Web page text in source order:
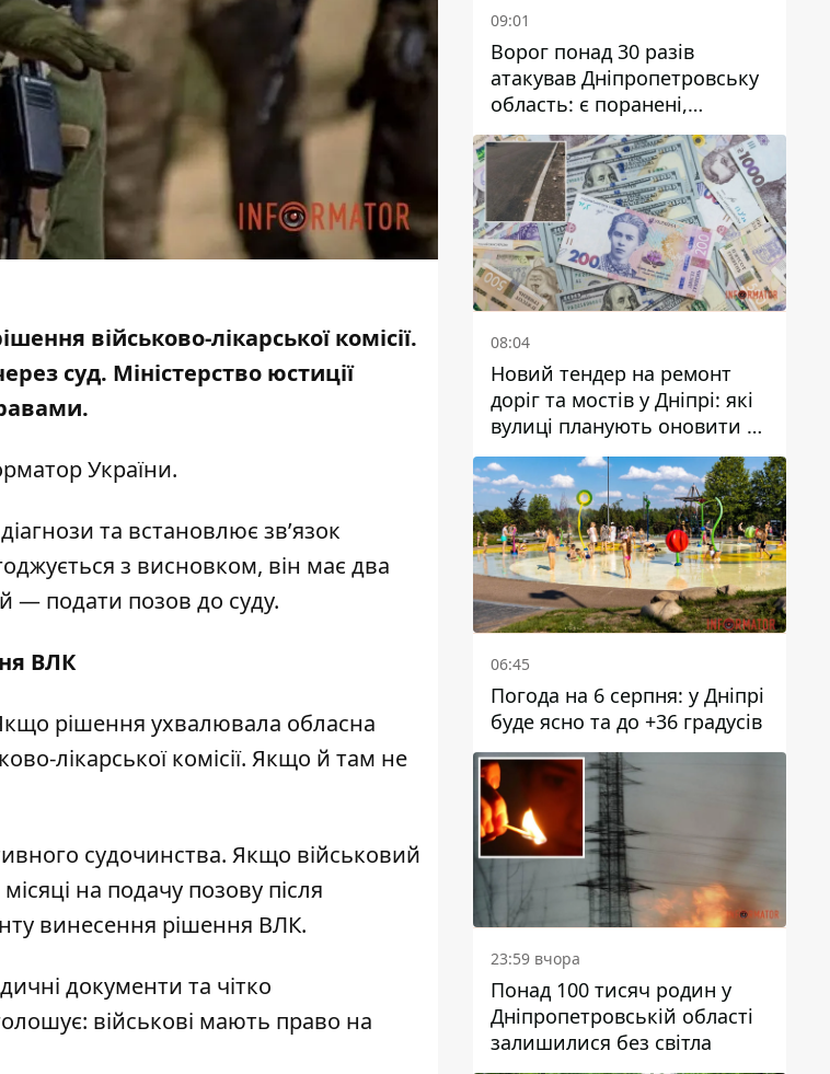
військово-лікарської комісії.
суд. Міністерство юстиції
України.
та встановлює зв’язок
з висновком, він має два
— подати позов до суду.
ВЛК
рішення ухвалювала обласна
лікарської комісії. Якщо й там не
судочинства. Якщо військовий
на подачу позову після
винесення рішення ВЛК.
документи та чітко
військові мають право на
09:01
Ворог понад 30 разів
атакував Дніпропетровську
область: є поранені,
пошкоджені ліцей, будинки
та підприємства
08:04
Новий тендер на ремонт
доріг та мостів у Дніпрі: які
вулиці планують оновити та
скільки десятків мільйонів
гривень на це хочуть
витратити
06:45
Погода на 6 серпня: у Дніпрі
буде ясно та до +36 градусів
23:59 вчора
Понад 100 тисяч родин у
Дніпропетровській області
залишилися без світла